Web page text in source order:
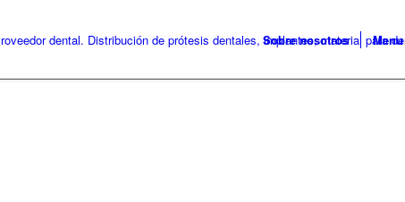
Sobre nosotros Menu